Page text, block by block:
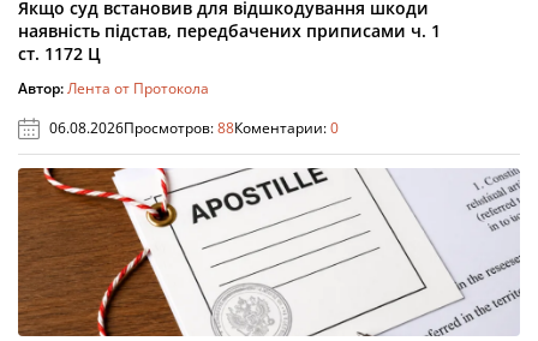
Якщо суд встановив для відшкодування шкоди
наявність підстав, передбачених приписами ч. 1
ст. 1172 Ц
Автор:Лента от Протокола
06.08.2026Просмотров:88Коментарии:0